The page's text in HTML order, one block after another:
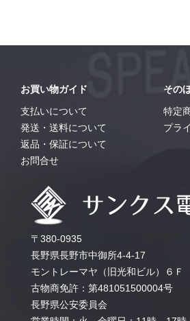
お買い物ガイド
支払いについて
発送・送料について
返品・保証について
お問合せ
その
特定
プラ
〒380-0935
長野県長野市中御所4-4-17
モントレーマヤ（旧光和ビル）６Ｆ
古物商免許：第481051500004号
長野県公安委員会